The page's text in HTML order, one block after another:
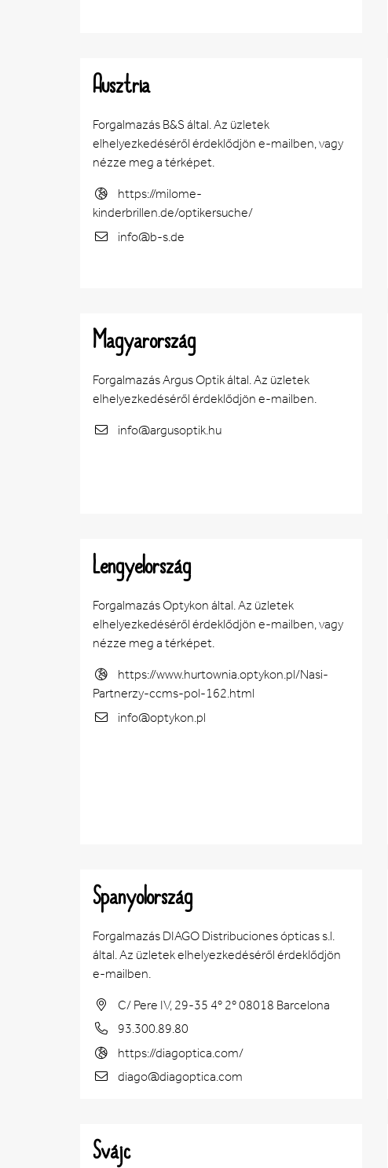
Ausztria
Forgalmazás B&S által. Az üzletek
elhelyezkedéséről érdeklődjön e-mailben, vagy
nézze meg a térképet.
https://milome-
kinderbrillen.de/optikersuche/
info@b-s.de
Magyarország
Forgalmazás Argus Optik által. Az üzletek
elhelyezkedéséről érdeklődjön e-mailben.
info@argusoptik.hu
Lengyelország
Forgalmazás Optykon által. Az üzletek
elhelyezkedéséről érdeklődjön e-mailben, vagy
nézze meg a térképet.
https://www.hurtownia.optykon.pl/Nasi-
Partnerzy-ccms-pol-162.html
info@optykon.pl
Spanyolország
Forgalmazás DIAGO Distribuciones ópticas s.l.
által. Az üzletek elhelyezkedéséről érdeklődjön
e-mailben.
C/ Pere IV, 29-35 4º 2º 08018 Barcelona
93.300.89.80
https://diagoptica.com/
diago@diagoptica.com
Svájc